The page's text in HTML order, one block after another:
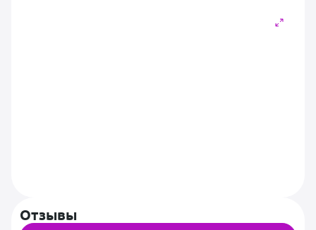
Отзывы